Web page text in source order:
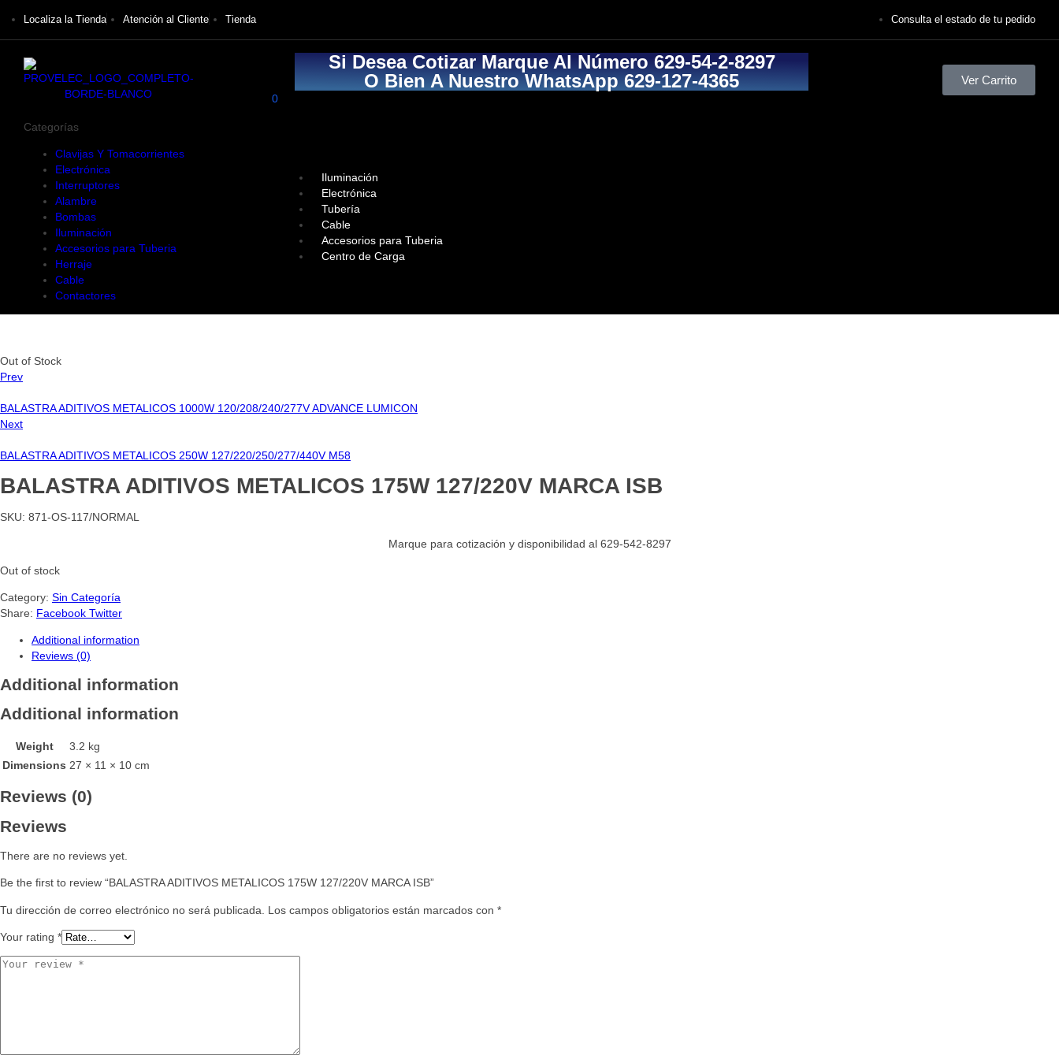
Localiza la Tienda Atención al Cliente Tienda Consulta el estado de tu pedido
Si Desea Cotizar Marque Al Número 629-54-2-8297
O Bien A Nuestro WhatsApp 629-127-4365
0
Ver Carrito
Categorías
Clavijas Y Tomacorrientes
Electrónica
Interruptores
Alambre
Bombas
Iluminación
Accesorios para Tuberia
Herraje
Cable
Contactores
Iluminación
Electrónica
Tubería
Cable
Accesorios para Tuberia
Centro de Carga
Out of Stock
Prev
BALASTRA ADITIVOS METALICOS 1000W 120/208/240/277V ADVANCE LUMICON
Next
BALASTRA ADITIVOS METALICOS 250W 127/220/250/277/440V M58
BALASTRA ADITIVOS METALICOS 175W 127/220V MARCA ISB
SKU: 871-OS-117/NORMAL
Marque para cotización y disponibilidad al 629-542-8297
Out of stock
Category: Sin Categoría
Share: Facebook Twitter
Additional information
Reviews (0)
Additional information
Additional information
Weight
3.2 kg
Dimensions 27 × 11 × 10 cm
Reviews (0)
Reviews
There are no reviews yet.
Be the first to review “BALASTRA ADITIVOS METALICOS 175W 127/220V MARCA ISB”
Tu dirección de correo electrónico no será publicada. Los campos obligatorios están marcados con *
Your rating *